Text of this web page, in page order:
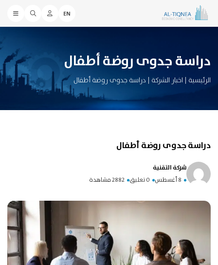
EN
دراسة جدوى روضة أطفال
الرئيسية | اخبار الشركة | دراسة جدوى روضة أطفال
دراسة جدوى روضة أطفال
شركة التقنية
8 أغسطس 0 تعليق 2882 مشاهدة